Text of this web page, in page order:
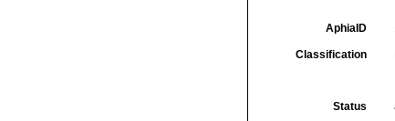
AphiaID
Classification
Status